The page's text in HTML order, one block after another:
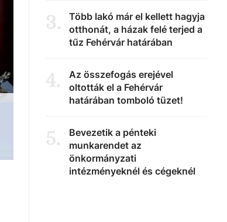
3.
Több lakó már el kellett hagyja
otthonát, a házak felé terjed a
tűz Fehérvár határában
4.
Az összefogás erejével
oltották el a Fehérvár
határában tomboló tüzet!
5.
Bevezetik a pénteki
munkarendet az
önkormányzati
intézményeknél és cégeknél